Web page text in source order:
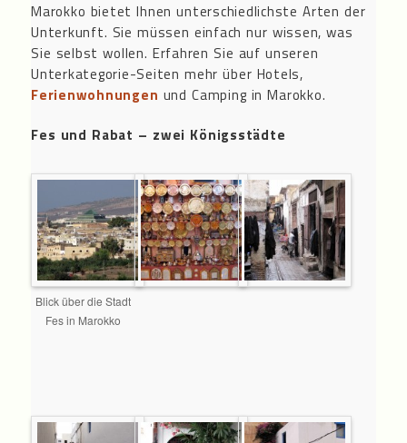
Marokko bietet Ihnen unterschiedlichste Arten der
Unterkunft. Sie müssen einfach nur wissen, was
Sie selbst wollen. Erfahren Sie auf unseren
Unterkategorie-Seiten mehr über Hotels,
Ferienwohnungen und Camping in Marokko.
Fes und Rabat – zwei Königsstädte
Blick über die Stadt
Fes in Marokko